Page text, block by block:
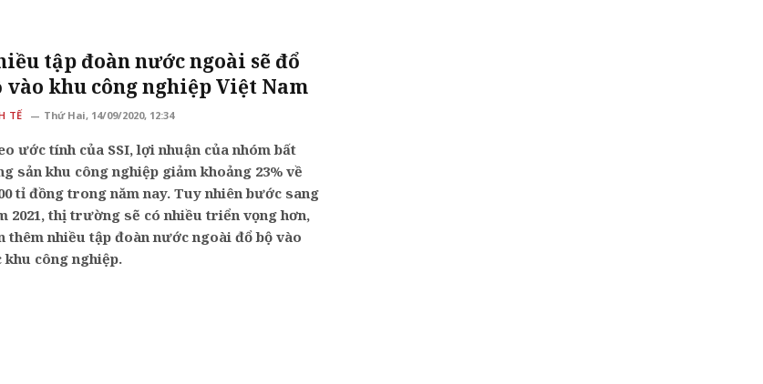
tập đoàn nước ngoài sẽ đổ
vào khu công nghiệp Việt Nam
TẾ Thứ Hai, 14/09/2020, 12:34
ước tính của SSI, lợi nhuận của nhóm bất
sản khu công nghiệp giảm khoảng 23% về
tỉ đồng trong năm nay. Tuy nhiên bước sang
2021, thị trường sẽ có nhiều triển vọng hơn,
thêm nhiều tập đoàn nước ngoài đổ bộ vào
khu công nghiệp.